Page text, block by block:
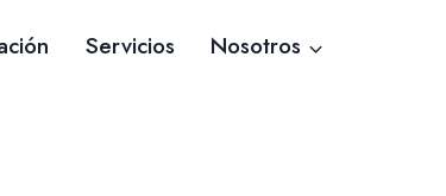
Servicios Nosotros